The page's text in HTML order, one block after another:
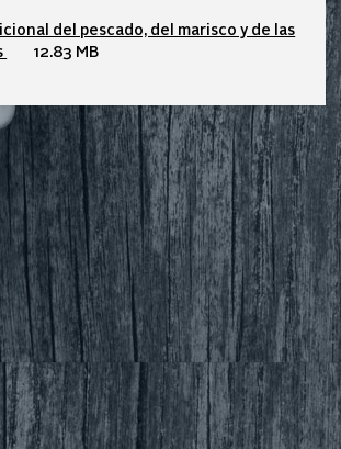
del pescado, del marisco y de las
12.83 MB